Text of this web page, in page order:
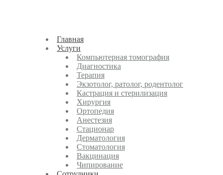
Главная
Услуги
Компьютерная томография
Диагностика
Терапия
Экзотолог, ратолог, родентолог
Кастрация и стерилизация
Хирургия
Ортопедия
Анестезия
Стационар
Дерматология
Стоматология
Вакцинация
Чипирование